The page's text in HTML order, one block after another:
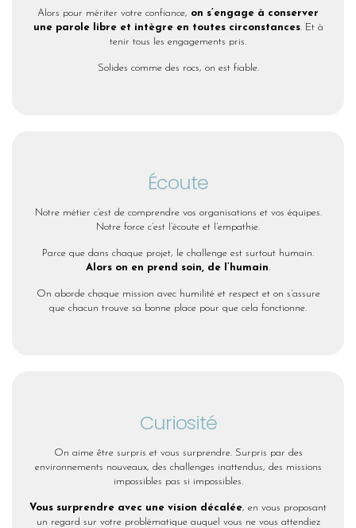
Alors pour mériter votre confiance, on s’engage à conserver
une parole libre et intègre en toutes circonstances. Et à
tenir tous les engagements pris.
Solides comme des rocs, on est fiable.
Écoute
Notre métier c’est de comprendre vos organisations et vos équipes.
Notre force c’est l’écoute et l’empathie.
Parce que dans chaque projet, le challenge est surtout humain.
Alors on en prend soin, de l’humain
On aborde chaque mission avec humilité et respect et on s’assure
que chacun trouve sa bonne place pour que cela fonctionne.
Curiosité
On aime être surpris et vous surprendre. Surpris par des
environnements nouveaux, des challenges inattendus, des missions
impossibles pas si impossibles.
Vous surprendre avec une vision décalée, en vous proposant
un regard sur votre problématique auquel vous ne vous attendiez